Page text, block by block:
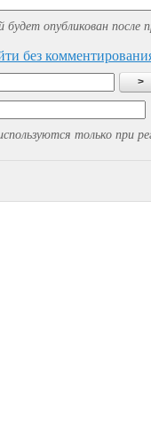
опубликован после
без
>
только при